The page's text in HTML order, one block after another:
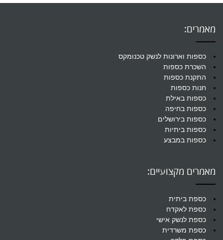
מאמרים:
כספות וארונות לנשק טכנומקס
השכרת כספות
התקנת כספות
חנות כספות
כספות באילת
כספות בחיפה
כספות בירושלים
כספות ביתיות
כספות במבצע
מאמרים מקצועיים:
כספת ביתית
כספת לאקדח
כספת לנשק אישי
כספת משרדית